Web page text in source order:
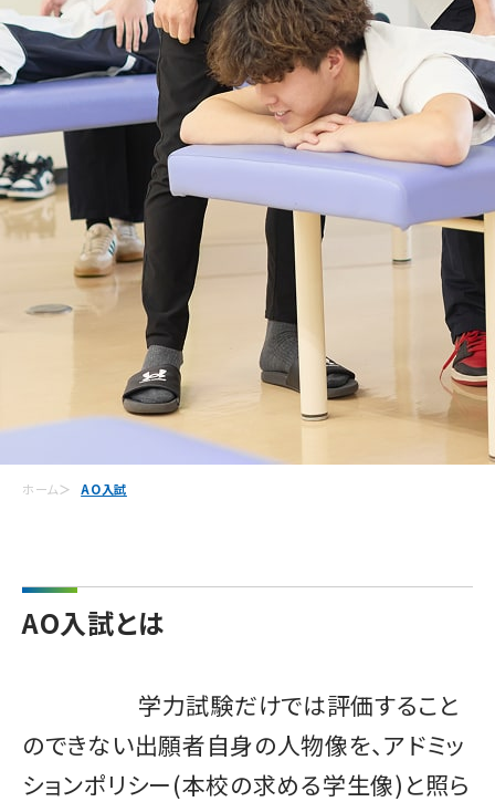
ホーム AO入試
AO入試とは
学力試験だけでは評価すること
のできない出願者自身の人物像を、アドミッ
ションポリシー(本校の求める学生像)と照ら